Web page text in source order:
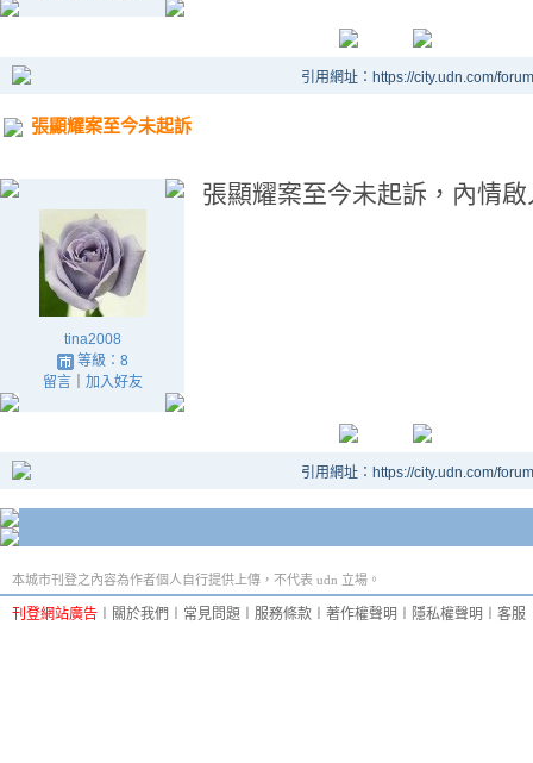
引用網址：https://city.udn.com/
張顯耀案至今未起訴
tina2008
等級：8
留言｜ 加入好友
張顯耀案至今未起訴，內情
引用網址：https://city.udn.com/
本城市刊登之內容為作者個人自行提供上傳，不代表 udn 立場。
刊登網站廣告 關於我們 常見問題 服務條款 著作權聲明 隱私權聲明 客服